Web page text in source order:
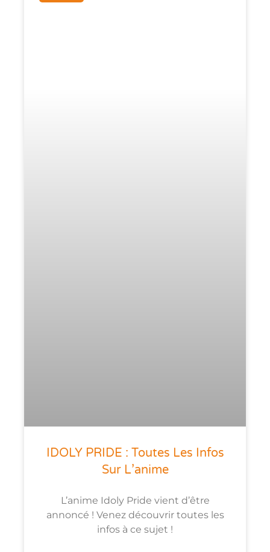
IDOLY PRIDE : Toutes Les Infos
Sur L’anime
L’anime Idoly Pride vient d’être
annoncé ! Venez découvrir toutes les
infos à ce sujet !